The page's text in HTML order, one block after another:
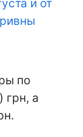
и от
по
грн, а